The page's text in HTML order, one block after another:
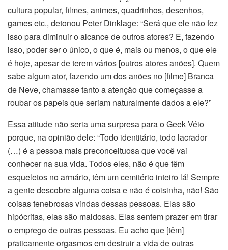
cultura popular, filmes, animes, quadrinhos, desenhos,
games etc., detonou Peter Dinklage: “Será que ele não fez
isso para diminuir o alcance de outros atores? E, fazendo
isso, poder ser o único, o que é, mais ou menos, o que ele
é hoje, apesar de terem vários [outros atores anões]. Quem
sabe algum ator, fazendo um dos anões no [filme] Branca
de Neve, chamasse tanto a atenção que começasse a
roubar os papeis que seriam naturalmente dados a ele?”
Essa atitude não seria uma surpresa para o Geek Véio
porque, na opinião dele: “Todo identitário, todo lacrador
(…) é a pessoa mais preconceituosa que você vai
conhecer na sua vida. Todos eles, não é que têm
esqueletos no armário, têm um cemitério inteiro lá! Sempre
a gente descobre alguma coisa e não é coisinha, não! São
coisas tenebrosas vindas dessas pessoas. Elas são
hipócritas, elas são maldosas. Elas sentem prazer em tirar
o emprego de outras pessoas. Eu acho que [têm]
praticamente orgasmos em destruir a vida de outras